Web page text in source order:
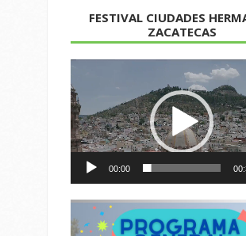
FESTIVAL CIUDADES
ZACATECAS
de
vídeo
00:00